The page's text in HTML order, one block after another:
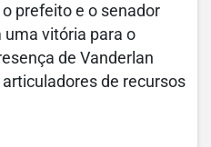
prefeito e o senador
vitória para o
de Vanderlan
de recursos